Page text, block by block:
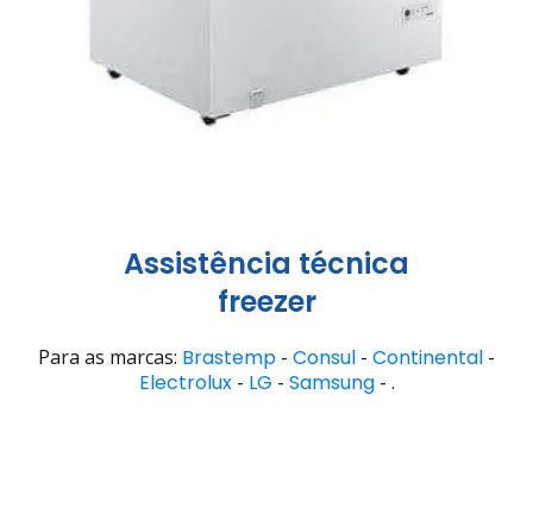
Assistência técnica
freezer
Para as marcas: Brastemp - Consul - Continental -
Electrolux- LG - Samsung- .